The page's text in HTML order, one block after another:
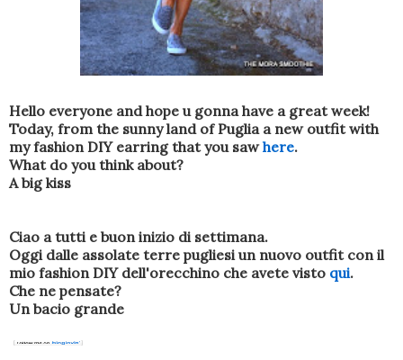
Hello everyone and hope u gonna have a great week!
Today, from the sunny land of Puglia a new outfit with
my fashion DIY earring that you sawhere.
What do you think about?
A big kiss
Ciao a tutti e buon inizio di settimana.
Oggi dalle assolate terre pugliesi un nuovo outfit con il
mio fashion DIY dell'orecchino che avete visto qui.
Che ne pensate?
Un bacio grande